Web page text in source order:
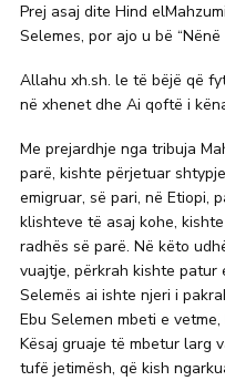
Prej asaj dite Hind
Selemes, por ajo u bë
Allahu xh.sh. le të bëjë që
në xhenet dhe Ai qoftë i
Me prejardhje nga tribuja
parë, kishte përjetuar
emigruar, së pari, në Etiopi,
klishteve të asaj kohe,
radhës së parë. Në këto
vuajtje, përkrah kishte patur
Selemës ai ishte njeri i
Ebu Selemen mbeti e
Kësaj gruaje të mbetur larg
tufë jetimësh, që kish